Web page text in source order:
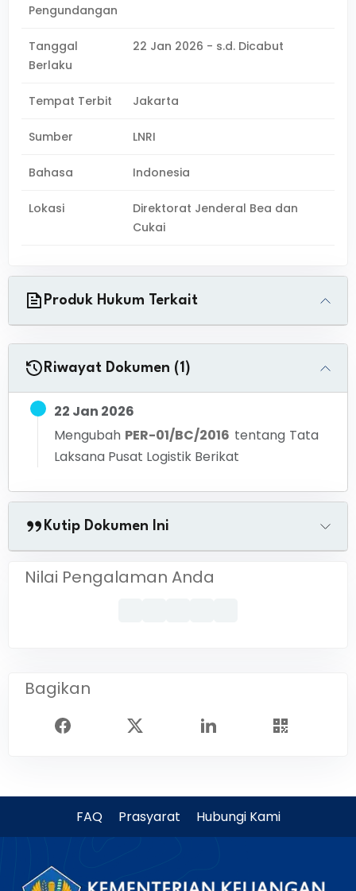
Pengundangan
Tanggal
Berlaku
22 Jan 2026 - s.d. Dicabut
Tempat Terbit Jakarta
Sumber LNRI
Bahasa Indonesia
Lokasi
Direktorat Jenderal Bea dan
Cukai
Produk Hukum Terkait
Riwayat Dokumen (1)
22 Jan 2026
Mengubah PER-01/BC/2016 tentang Tata
Laksana Pusat Logistik Berikat
Kutip Dokumen Ini
Nilai Pengalaman Anda
Bagikan
FAQ Prasyarat Hubungi Kami